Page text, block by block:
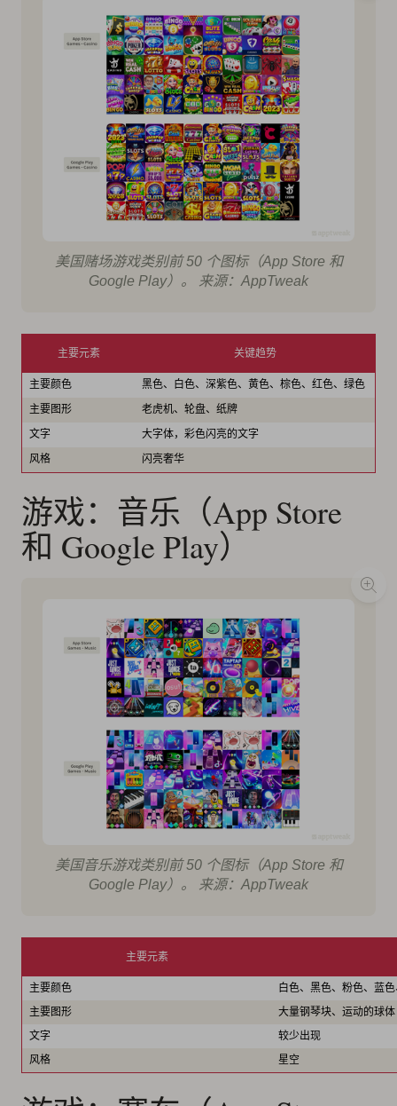
美国赌场游戏类别前 50 个图标（App Store 和
Google Play）。 来源：AppTweak
主要元素 关键趋势
主要颜色
黑色、白色、深紫色、黄色、棕色、红色、绿色
主要图形
老虎机、轮盘、纸牌
文字
大字体，彩色闪亮的文字
风格
闪亮奢华
游戏：音乐（App Store
和 Google Play）
美国音乐游戏类别前 50 个图标（App Store 和
Google Play）。 来源：AppTweak
主要元素
主要颜色
白色、黑色、粉色、蓝
主要图形
大量钢琴块、运动的球体
文字
较少出现
风格
星空